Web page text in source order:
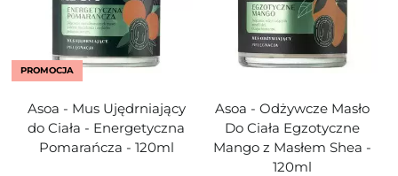
PROMOCJA
Asoa - Mus Ujędrniający
do Ciała - Energetyczna
Pomarańcza - 120ml
Asoa - Odżywcze Masło
Do Ciała Egzotyczne
Mango z Masłem Shea -
120ml